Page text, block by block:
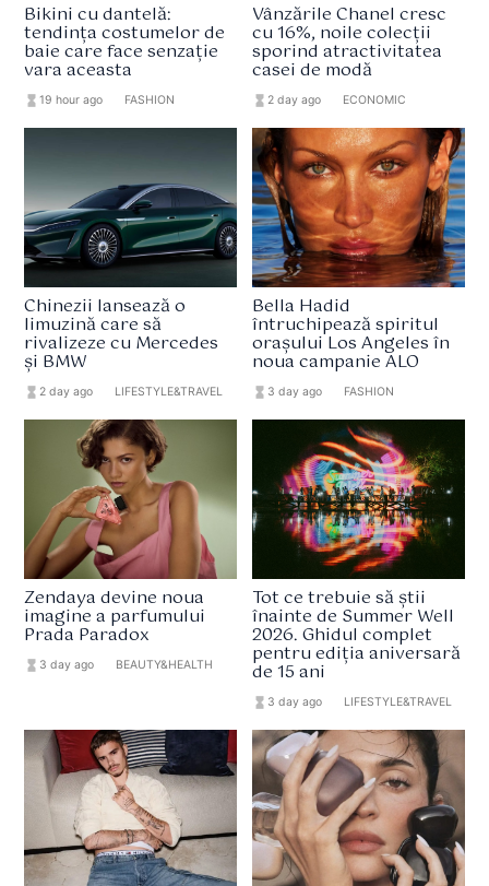
Bikini cu dantelă:
tendința costumelor de
baie care face senzație
vara aceasta
hourglass_full19 hour ago FASHION
Vânzările Chanel cresc
cu 16%, noile colecții
sporind atractivitatea
casei de modă
hourglass_full 2 day ago ECONOMIC
Chinezii lansează o
limuzină care să
rivalizeze cu Mercedes
și BMW
hourglass_full 2 day ago LIFESTYLE&TRAVEL
Bella Hadid
întruchipează spiritul
orașului Los Angeles în
noua campanie ALO
hourglass_full 3 day ago FASHION
Zendaya devine noua
imagine a parfumului
Prada Paradox
hourglass_full 3 day ago BEAUTY&HEALTH
Tot ce trebuie să știi
înainte de Summer Well
2026. Ghidul complet
pentru ediția aniversară
de 15 ani
hourglass_full 3 day ago LIFESTYLE&TRAVEL